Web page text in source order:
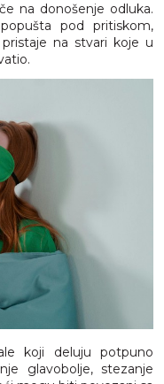
na donošenje odluka.
pod pritiskom,
na stvari koje u
koji deluju potpuno
glavobolje, stezanje